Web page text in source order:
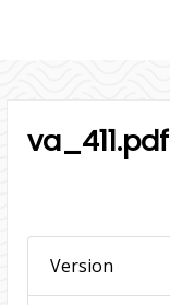
va_411.pdf
Version